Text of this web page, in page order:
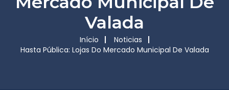
Valada
Início
Noticias
Hasta Pública: Lojas Do Mercado Municipal De Valada